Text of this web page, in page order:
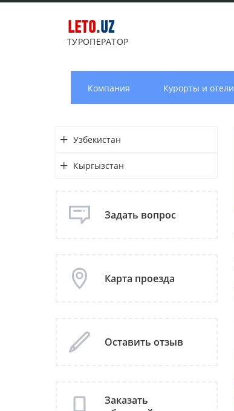
LETO.UZ
ТУРОПЕРАТОР
Компания Курорты и отели
Узбекистан
Кыргызстан
Задать вопрос
Карта проезда
Оставить отзыв
Заказать